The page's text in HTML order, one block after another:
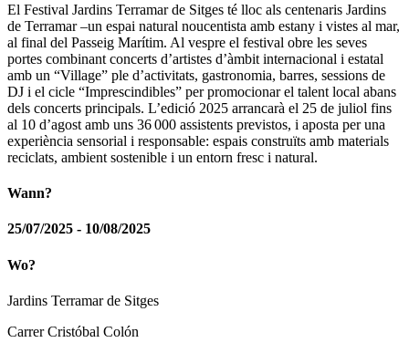
El Festival Jardins Terramar de Sitges té lloc als centenaris Jardins
de Terramar –un espai natural noucentista amb estany i vistes al mar,
al final del Passeig Marítim. Al vespre el festival obre les seves
portes combinant concerts d’artistes d’àmbit internacional i estatal
amb un “Village” ple d’activitats, gastronomia, barres, sessions de
DJ i el cicle “Imprescindibles” per promocionar el talent local abans
dels concerts principals. L’edició 2025 arrancarà el 25 de juliol fins
al 10 d’agost amb uns 36 000 assistents previstos, i aposta per una
experiència sensorial i responsable: espais construïts amb materials
reciclats, ambient sostenible i un entorn fresc i natural.
Wann?
25/07/2025 - 10/08/2025
Wo?
Jardins Terramar de Sitges
Carrer Cristóbal Colón